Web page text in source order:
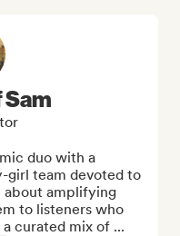
Sam
duo with a
girl team devoted to
about amplifying
to listeners who
curated mix of ...